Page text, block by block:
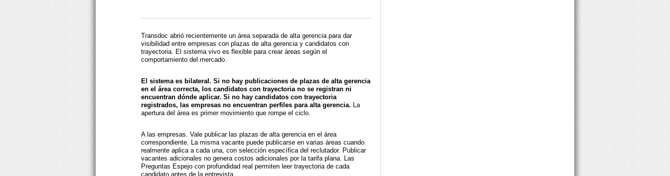
Transdoc abrió recientemente un área separada de alta gerencia para dar
visibilidad entre empresas con plazas de alta gerencia y candidatos con
trayectoria. El sistema vivo es flexible para crear áreas según el
comportamiento del mercado.
El sistema es bilateral. Si no hay publicaciones de plazas de alta gerencia
en el área correcta, los candidatos con trayectoria no se registran ni
encuentran dónde aplicar. Si no hay candidatos con trayectoria
registrados, las empresas no encuentran perfiles para alta gerencia. La
apertura del área es primer movimiento que rompe el ciclo.
A las empresas. Vale publicar las plazas de alta gerencia en el área
correspondiente. La misma vacante puede publicarse en varias áreas cuando
realmente aplica a cada una, con selección específica del reclutador. Publicar
vacantes adicionales no genera costos adicionales por la tarifa plana. Las
Preguntas Espejo con profundidad real permiten leer trayectoria de cada
candidato antes de la entrevista.